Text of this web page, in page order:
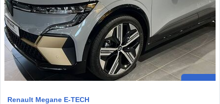
Renault Megane E-TECH